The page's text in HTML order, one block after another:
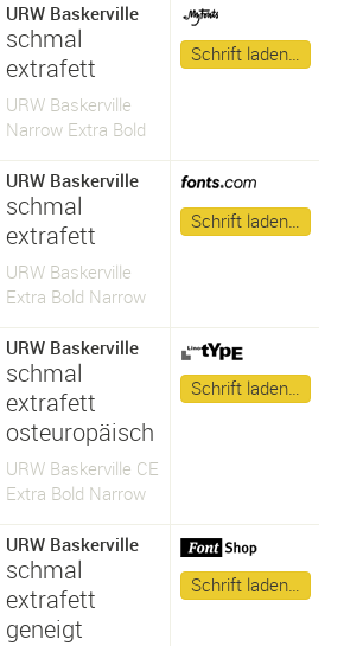
URW Baskerville
schmal
extrafett
URW Baskerville
Narrow Extra Bold
Schrift laden…
URW Baskerville
schmal
extrafett
URW Baskerville
Extra Bold Narrow
Schrift laden…
URW Baskerville
schmal
extrafett
osteuropäisch
URW Baskerville CE
Extra Bold Narrow
Schrift laden…
URW Baskerville
schmal
extrafett
geneigt
Schrift laden…